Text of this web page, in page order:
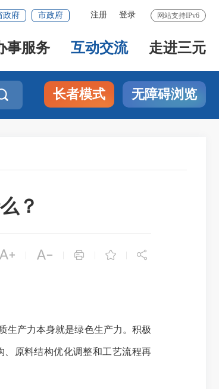
网站支持IPv6
注册 登录
政府 市政府
事服务 互动交流 走进三元
长者模式 无障碍浏览
？
    
生产力本身就是绿色生产力。积极
原料结构优化调整和工艺流程再